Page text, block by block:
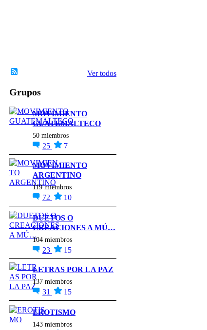
Ver todos
Grupos
MOVIMIENTO
GUATEMALTECO
50 miembros
25 7
MOVIMIENTO
ARGENTINO
119 miembros
72 10
DUETOS O
CREACIONES A MÚ…
104 miembros
23 15
LETRAS POR LA PAZ
137 miembros
31 15
EROTISMO
143 miembros